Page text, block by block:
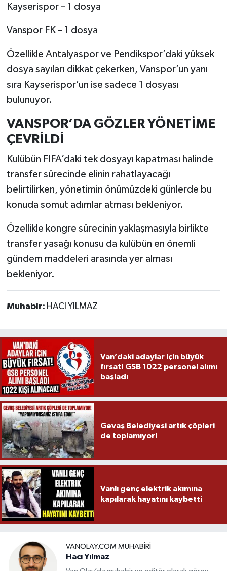
Kayserispor – 1 dosya
Vanspor FK – 1 dosya
Özellikle Antalyaspor ve Pendikspor’daki yüksek
dosya sayıları dikkat çekerken, Vanspor’un yanı
sıra Kayserispor’un ise sadece 1 dosyası
bulunuyor.
VANSPOR’DA GÖZLER YÖNETİME
ÇEVRİLDİ
Kulübün FIFA’daki tek dosyayı kapatması halinde
transfer sürecinde elinin rahatlayacağı
belirtilirken, yönetimin önümüzdeki günlerde bu
konuda somut adımlar atması bekleniyor.
Özellikle kongre sürecinin yaklaşmasıyla birlikte
transfer yasağı konusu da kulübün en önemli
gündem maddeleri arasında yer alması
bekleniyor.
Muhabir: HACI YILMAZ
Van’daki adaylar için büyük
fırsat! GSB 1022 personel alımı
başladı
Gevaş Belediyesi artık çöpleri
de toplamıyor!
Vanlı genç elektrik akımına
kapılarak hayatını kaybetti
VANOLAY.COM MUHABIRI
Hacı Yılmaz